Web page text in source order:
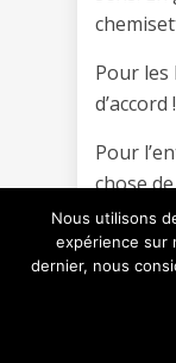
Pour
d’accord !
Pour
chose
je me
savon,
moment
Nous utilisons
expérience sur
dernier, nous